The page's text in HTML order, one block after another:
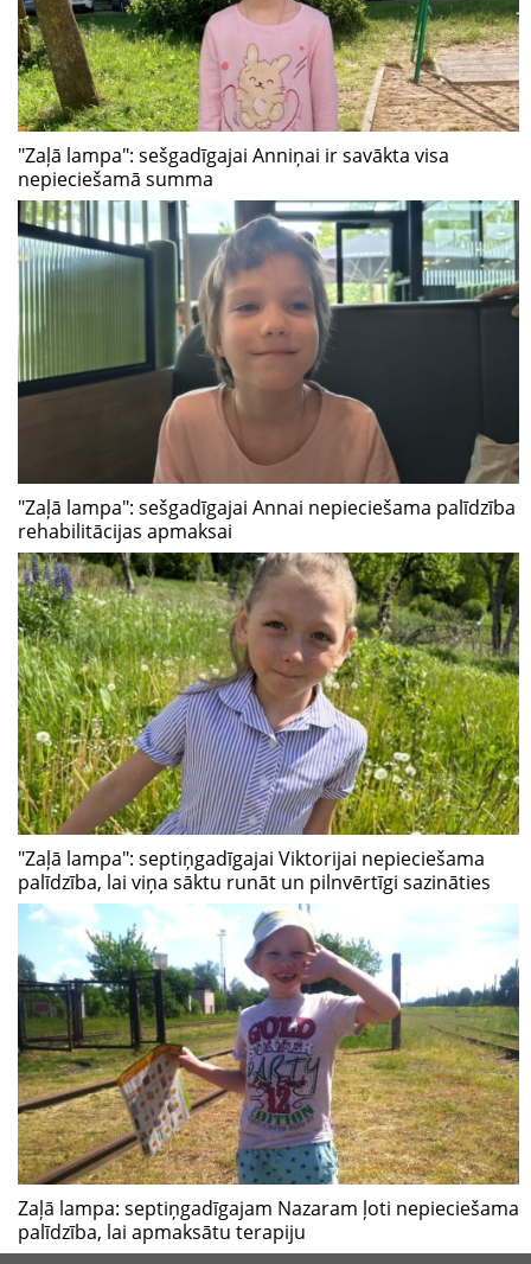
"Zaļā lampa": sešgadīgajai Anniņai ir savākta visa
nepieciešamā summa
"Zaļā lampa": sešgadīgajai Annai nepieciešama palīdzība
rehabilitācijas apmaksai
"Zaļā lampa": septiņgadīgajai Viktorijai nepieciešama
palīdzība, lai viņa sāktu runāt un pilnvērtīgi sazināties
Zaļā lampa: septiņgadīgajam Nazaram ļoti nepieciešama
palīdzība, lai apmaksātu terapiju